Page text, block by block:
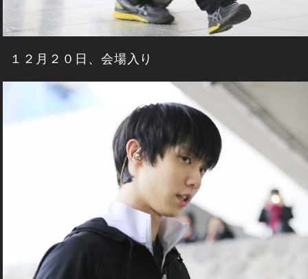
１２月２０日、会場入り